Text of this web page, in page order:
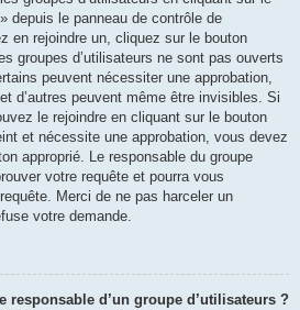
depuis le panneau de contrôle de
en rejoindre un, cliquez sur le bouton
groupes d’utilisateurs ne sont pas ouverts
peuvent nécessiter une approbation,
d’autres peuvent même être invisibles. Si
le rejoindre en cliquant sur le bouton
et nécessite une approbation, vous devez
approprié. Le responsable du groupe
votre requête et pourra vous
Merci de ne pas harceler un
votre demande.
responsable d’un groupe d’utilisateurs ?